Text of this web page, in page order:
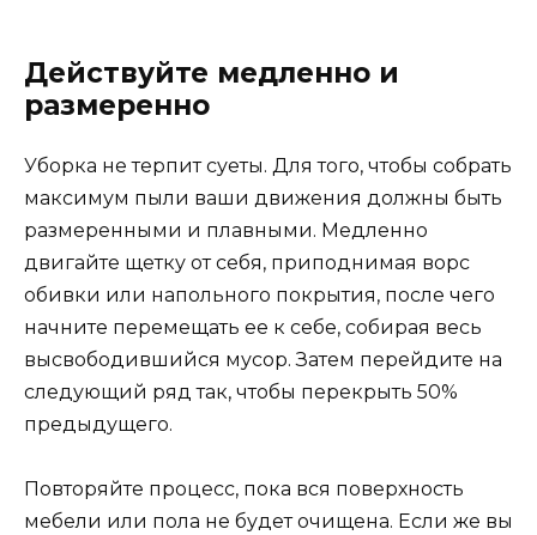
Действуйте медленно и
размеренно
Уборка не терпит суеты. Для того, чтобы собрать
максимум пыли ваши движения должны быть
размеренными и плавными. Медленно
двигайте щетку от себя, приподнимая ворс
обивки или напольного покрытия, после чего
начните перемещать ее к себе, собирая весь
высвободившийся мусор. Затем перейдите на
следующий ряд так, чтобы перекрыть 50%
предыдущего.
Повторяйте процесс, пока вся поверхность
мебели или пола не будет очищена. Если же вы